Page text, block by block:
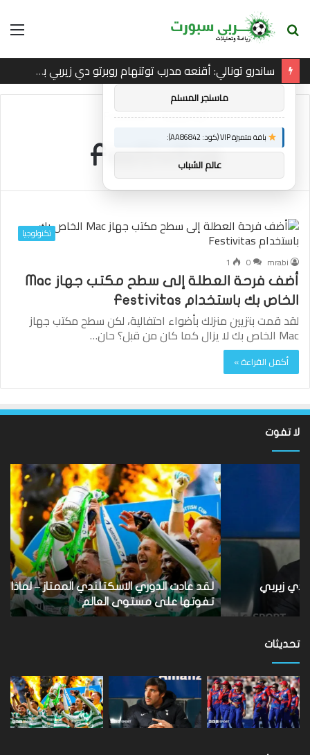
بحث
ساندرو تونالي: أقنعه مدرب توتنهام روبرتو دي زيربي بسرعة بالتوقيع
الرئيسية/
Festivitas
Festivitas
تكنولوجيا
mrabi
0
1
أضف فرحة العطلة إلى سطح مكتب جهاز Mac
الخاص بك باستخدام Festivitas
لقد قمت بتزيين منزلك بأضواء احتفالية، لكن سطح مكتب جهاز
Mac الخاص بك لا يزال كما كان من قبل؟ حان…
أكمل القراءة »
لا تفوت
لقد
الممتاز
–
لماذا
ينبغي
تفوتها
مستوى
العالم
لقد عادت الدوري الاسكتلندي الممتاز – لماذا لا ينبغي أن
تفوتها على مستوى العالم
تحديثات
توصيات :
باقة متميزة VIP (كود: AA26790):
ماسنجر المسلم
باقة متميزة VIP (كود: AA86842):
عالم الشباب